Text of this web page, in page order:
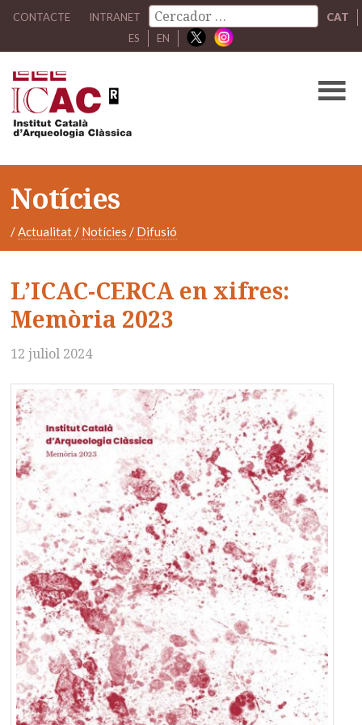
CONTACTE INTRANET
CAT
ES
EN
Notícies
/Actualitat/ Notícies / Difusió
L’ICAC-CERCA en xifres:
Memòria 2023
12 juliol 2024